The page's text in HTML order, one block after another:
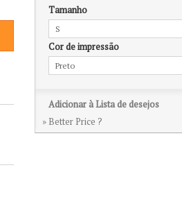
Tamanho
S
Cor de impressão
Preto
Adicionar à Lista de desejos
» Better Price ?